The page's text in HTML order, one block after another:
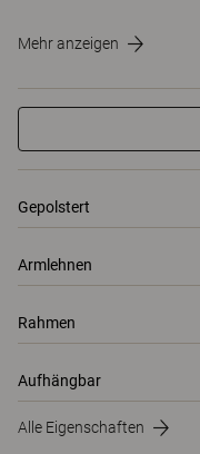
Mehr anzeigen
Gepolstert
Armlehnen
Rahmen
Aufhängbar
Alle Eigenschaften